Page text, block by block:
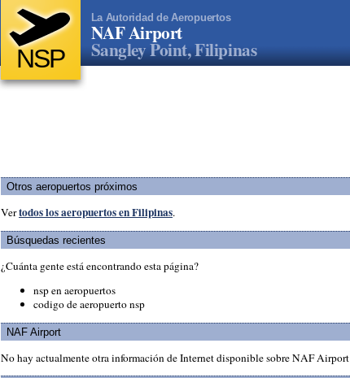
NSP
La Autoridad de Aeropuertos
NAF Airport
Sangley Point, Filipinas
Otros aeropuertos próximos
Vertodos los aeropuertos en Filipinas.
Búsquedas recientes
¿Cuánta gente está encontrando esta página?
nsp en aeropuertos
codigo de aeropuerto nsp
NAF Airport
No hay actualmente otra información de Internet disponible sobre NAF Airport